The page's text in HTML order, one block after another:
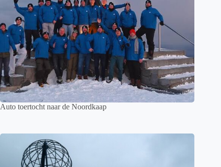
Auto toertocht naar de Noordkaap